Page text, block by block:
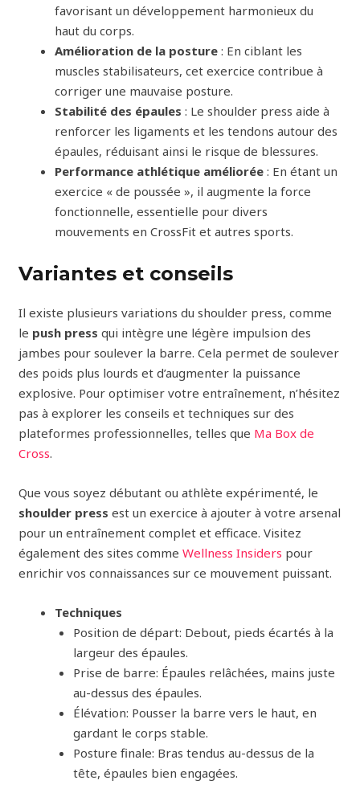
favorisant un développement harmonieux du
haut du corps.
Amélioration de la posture : En ciblant les
muscles stabilisateurs, cet exercice contribue à
corriger une mauvaise posture.
Stabilité des épaules : Le shoulder press aide à
renforcer les ligaments et les tendons autour des
épaules, réduisant ainsi le risque de blessures.
Performance athlétique améliorée : En étant un
exercice « de poussée », il augmente la force
fonctionnelle, essentielle pour divers
mouvements en CrossFit et autres sports.
Variantes et conseils
Il existe plusieurs variations du shoulder press, comme
le push press qui intègre une légère impulsion des
jambes pour soulever la barre. Cela permet de soulever
des poids plus lourds et d’augmenter la puissance
explosive. Pour optimiser votre entraînement, n’hésitez
pas à explorer les conseils et techniques sur des
plateformes professionnelles, telles que Ma Box de
Cross.
Que vous soyez débutant ou athlète expérimenté, le
shoulder press est un exercice à ajouter à votre arsenal
pour un entraînement complet et efficace. Visitez
également des sites commeWellness Insiders pour
enrichir vos connaissances sur ce mouvement puissant.
Techniques
Position de départ: Debout, pieds écartés à la
largeur des épaules.
Prise de barre: Épaules relâchées, mains juste
au-dessus des épaules.
Élévation: Pousser la barre vers le haut, en
gardant le corps stable.
Posture finale: Bras tendus au-dessus de la
tête, épaules bien engagées.